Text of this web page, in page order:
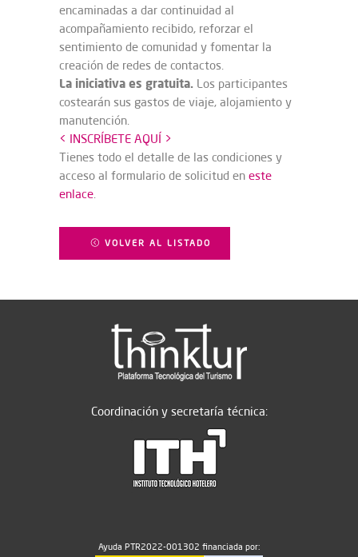
encaminadas a dar continuidad al
acompañamiento recibido, reforzar el
sentimiento de comunidad y fomentar la
creación de redes de contactos.
La iniciativa es gratuita. Los participantes
costearán sus gastos de viaje, alojamiento y
manutención.
< INSCRÍBETE AQUÍ >
Tienes todo el detalle de las condiciones y
acceso al formulario de solicitud en este
enlace.
VOLVER AL LISTADO
Coordinación y secretaría técnica:
Ayuda PTR2022-001302 financiada por: